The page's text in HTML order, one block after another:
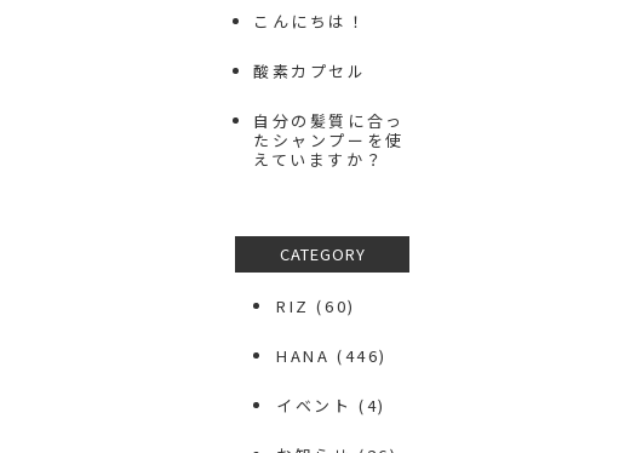
こんにちは！
酸素カプセル
自分の髪質に合っ
たシャンプーを使
えていますか？
CATEGORY
RIZ (60)
HANA (446)
イベント (4)